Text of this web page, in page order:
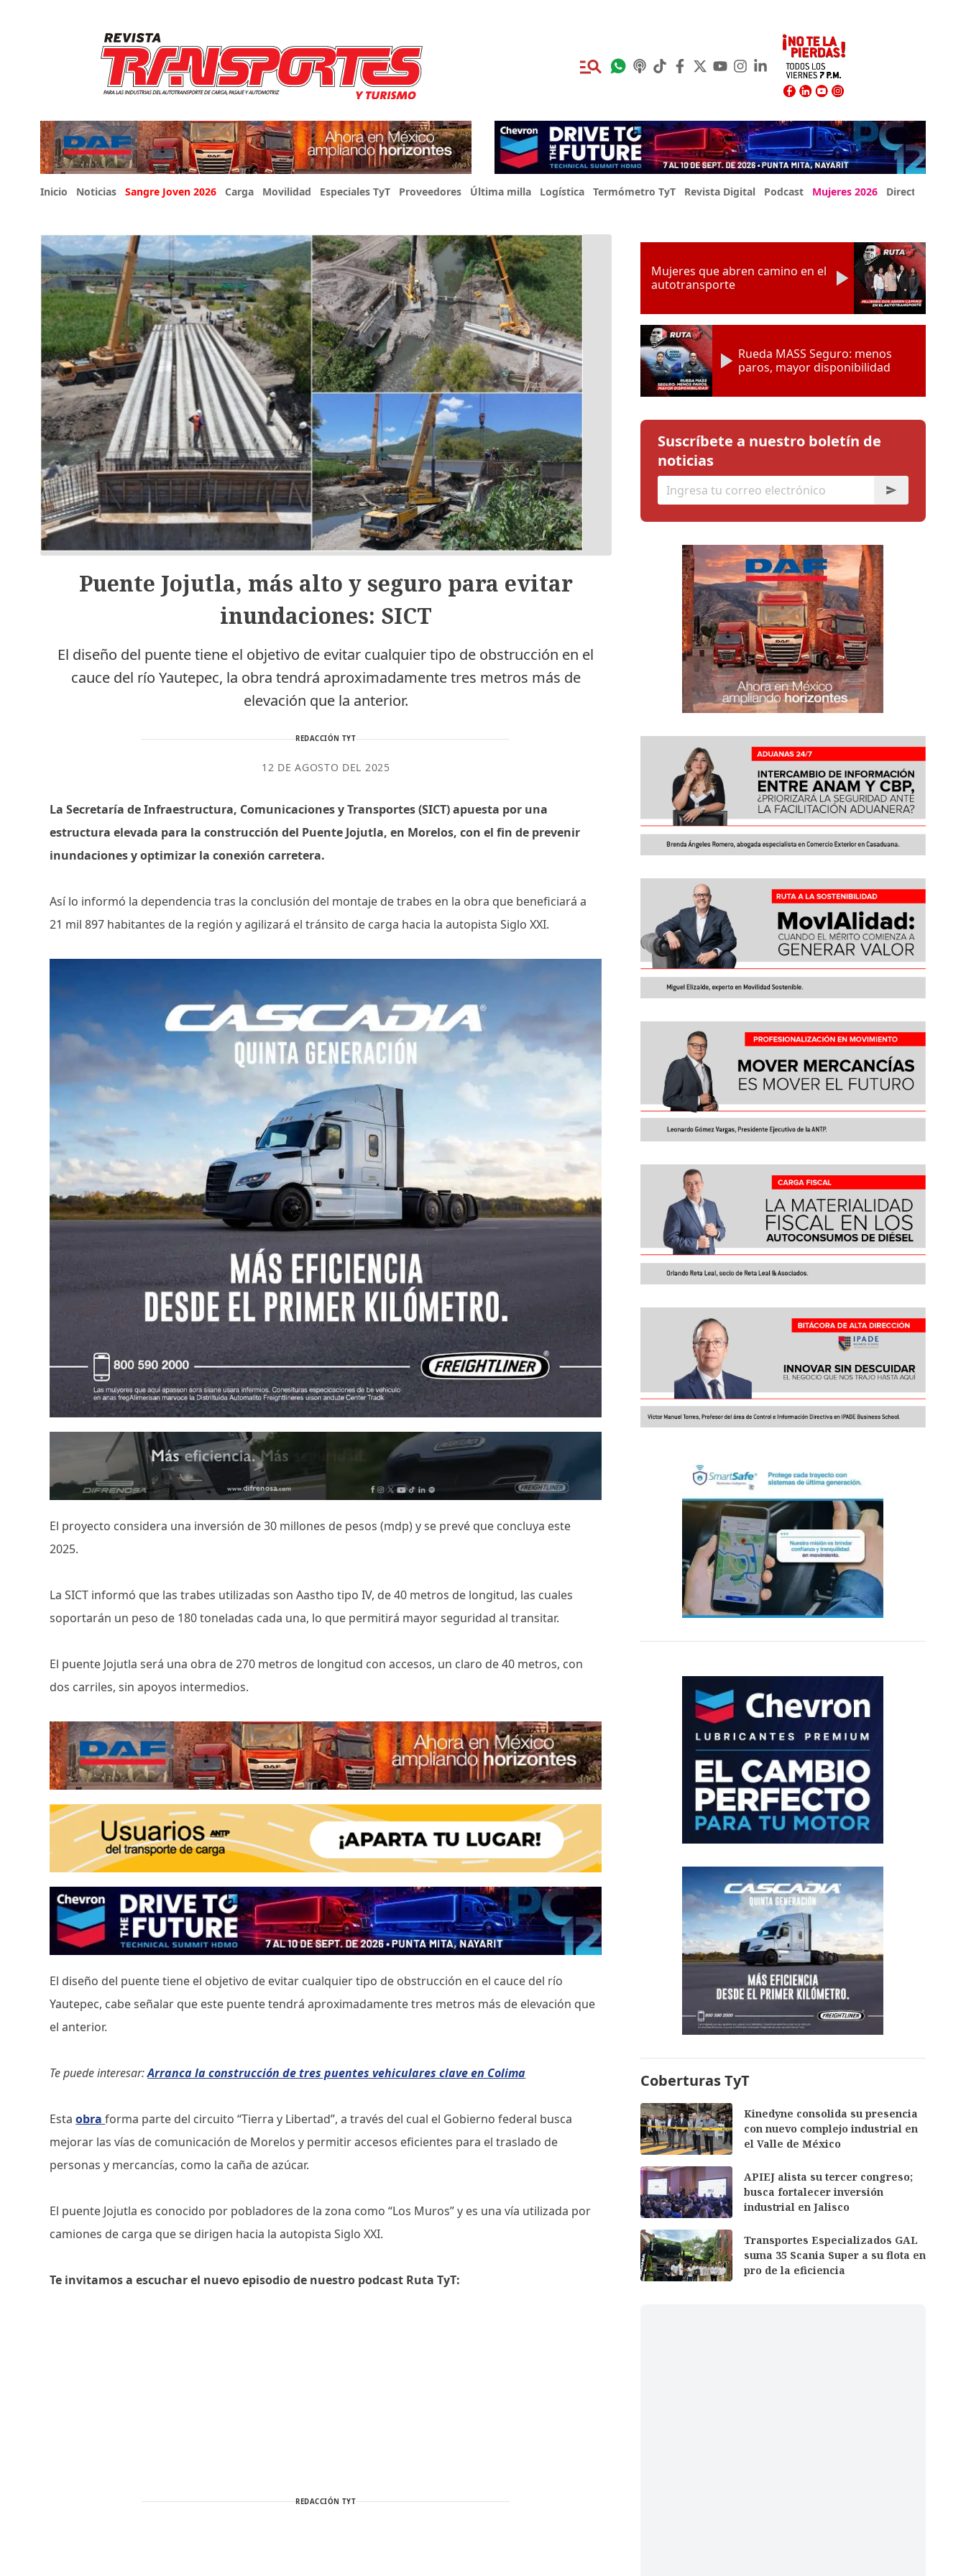
Inicio Noticias Sangre Joven 2026 Carga Movilidad Especiales TyT Proveedores Última milla Logística Termómetro TyT Revista Digital Podcast Mujeres 2026 Directorio Expo
Puente Jojutla, más alto y seguro para evitar
inundaciones: SICT
El diseño del puente tiene el objetivo de evitar cualquier tipo de obstrucción en el
cauce del río Yautepec, la obra tendrá aproximadamente tres metros más de
elevación que la anterior.
REDACCIÓN TYT
12 DE AGOSTO DEL 2025
La Secretaría de Infraestructura, Comunicaciones y Transportes (SICT) apuesta por una
estructura elevada para la construcción del Puente Jojutla, en Morelos, con el fin de prevenir
inundaciones y optimizar la conexión carretera.
Así lo informó la dependencia tras la conclusión del montaje de trabes en la obra que beneficiará a
21 mil 897 habitantes de la región y agilizará el tránsito de carga hacia la autopista Siglo XXI.
El proyecto considera una inversión de 30 millones de pesos (mdp) y se prevé que concluya este
2025.
La SICT informó que las trabes utilizadas son Aastho tipo IV, de 40 metros de longitud, las cuales
soportarán un peso de 180 toneladas cada una, lo que permitirá mayor seguridad al transitar.
El puente Jojutla será una obra de 270 metros de longitud con accesos, un claro de 40 metros, con
dos carriles, sin apoyos intermedios.
El diseño del puente tiene el objetivo de evitar cualquier tipo de obstrucción en el cauce del río
Yautepec, cabe señalar que este puente tendrá aproximadamente tres metros más de elevación que
el anterior.
Te puede interesar:Arranca la construcción de tres puentes vehiculares clave en Colima
Estaobraforma parte del circuito “Tierra y Libertad”, a través del cual el Gobierno federal busca
mejorar las vías de comunicación de Morelos y permitir accesos eficientes para el traslado de
personas y mercancías, como la caña de azúcar.
El puente Jojutla es conocido por pobladores de la zona como “Los Muros” y es una vía utilizada por
camiones de carga que se dirigen hacia la autopista Siglo XXI.
Te invitamos a escuchar el nuevo episodio de nuestro podcast Ruta TyT:
REDACCIÓN TYT
Mujeres que abren camino en el
autotransporte
Rueda MASS Seguro: menos
paros, mayor disponibilidad
Suscríbete a nuestro boletín de
noticias
Coberturas TyT
Kinedyne consolida su presencia
con nuevo complejo industrial en
el Valle de México
APIEJ alista su tercer congreso;
busca fortalecer inversión
industrial en Jalisco
Transportes Especializados GAL
suma 35 Scania Super a su flota en
pro de la eficiencia